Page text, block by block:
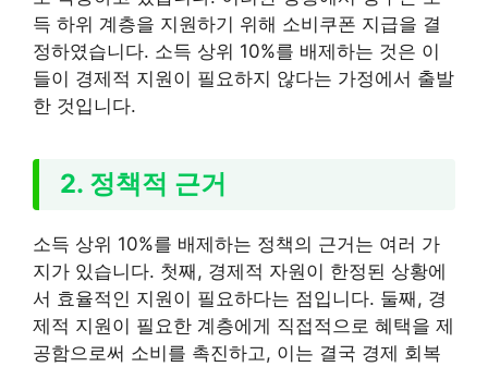
득 하위 계층을 지원하기 위해 소비쿠폰 지급을 결
정하였습니다. 소득 상위 10%를 배제하는 것은 이
들이 경제적 지원이 필요하지 않다는 가정에서 출발
한 것입니다.
2. 정책적 근거
소득 상위 10%를 배제하는 정책의 근거는 여러 가
지가 있습니다. 첫째, 경제적 자원이 한정된 상황에
서 효율적인 지원이 필요하다는 점입니다. 둘째, 경
제적 지원이 필요한 계층에게 직접적으로 혜택을 제
공함으로써 소비를 촉진하고, 이는 결국 경제 회복